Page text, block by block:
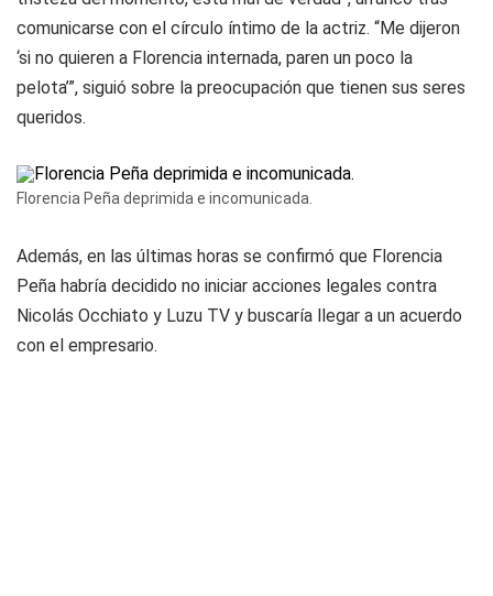
comunicarse con el círculo íntimo de la actriz. “Me dijeron
‘si no quieren a Florencia internada, paren un poco la
pelota’”, siguió sobre la preocupación que tienen sus seres
queridos.
Florencia Peña deprimida e incomunicada.
Además, en las últimas horas se confirmó que Florencia
Peña habría decidido no iniciar acciones legales contra
Nicolás Occhiato y Luzu TV y buscaría llegar a un acuerdo
con el empresario.